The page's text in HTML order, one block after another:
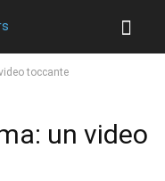
toccante
un video